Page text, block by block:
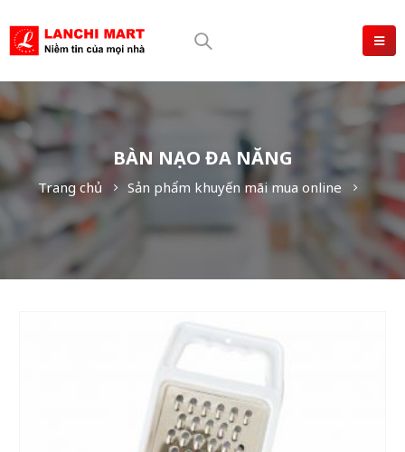
BÀN NẠO ĐA NĂNG
Trang chủ Sản phẩm khuyến mãi mua online